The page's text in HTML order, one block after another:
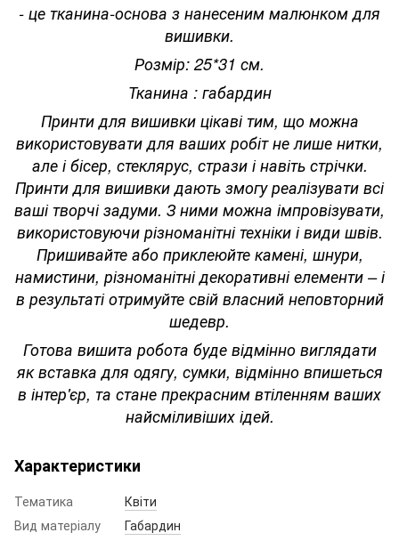
- це тканина-основа з нанесеним малюнком для
вишивки.
Розмір: 25*31 см.
Тканина : габардин
Принти для вишивки цікаві тим, що можна
використовувати для ваших робіт не лише нитки,
але і бісер, стеклярус, стрази і навіть стрічки.
Принти для вишивки дають змогу реалізувати всі
ваші творчі задуми. З ними можна імпровізувати,
використовуючи різноманітні техніки і види швів.
Пришивайте або приклеюйте камені, шнури,
намистини, різноманітні декоративні елементи – і
в результаті отримуйте свій власний неповторний
шедевр.
Готова вишита робота буде відмінно виглядати
як вставка для одягу, сумки, відмінно впишеться
в інтер'єр, та стане прекрасним втіленням ваших
найсміливіших ідей.
Характеристики
Тематика
Квіти
Вид матеріалу
Габардин